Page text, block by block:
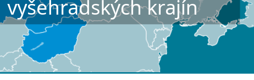
vyšehradských krajín